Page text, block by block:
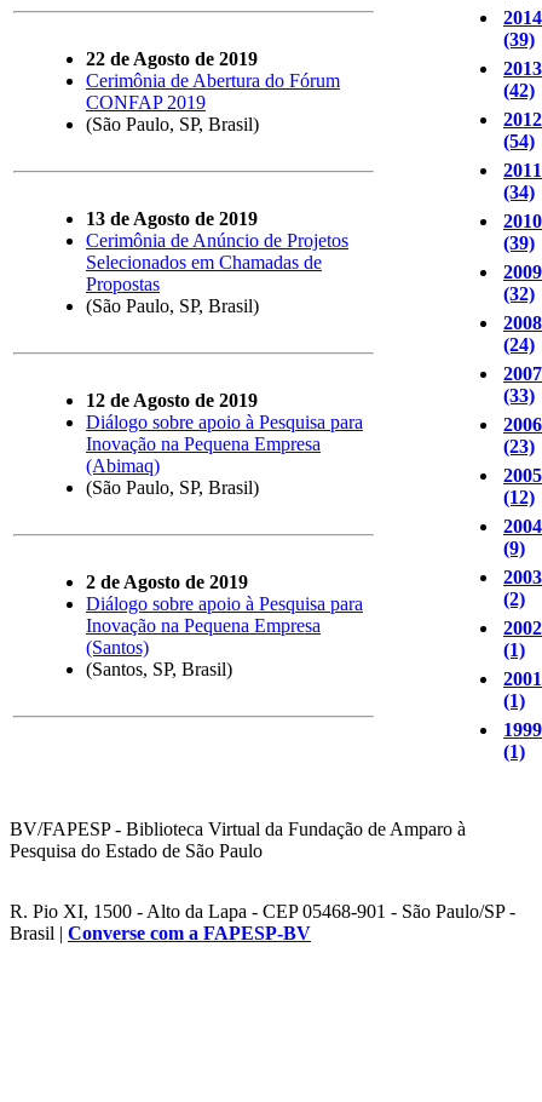
22 de Agosto de 2019
Cerimônia de Abertura do Fórum
CONFAP 2019
(São Paulo, SP, Brasil)
13 de Agosto de 2019
Cerimônia de Anúncio de Projetos
Selecionados em Chamadas de
Propostas
(São Paulo, SP, Brasil)
12 de Agosto de 2019
Diálogo sobre apoio à Pesquisa para
Inovação na Pequena Empresa
(Abimaq)
(São Paulo, SP, Brasil)
2 de Agosto de 2019
Diálogo sobre apoio à Pesquisa para
Inovação na Pequena Empresa
(Santos)
(Santos, SP, Brasil)
2014
(39)
2013
(42)
2012
(54)
2011
(34)
2010
(39)
2009
(32)
2008
(24)
2007
(33)
2006
(23)
2005
(12)
2004
(9)
2003
(2)
2002
(1)
2001
(1)
1999
(1)
BV/FAPESP - Biblioteca Virtual da Fundação de Amparo à
Pesquisa do Estado de São Paulo
R. Pio XI, 1500 - Alto da Lapa - CEP 05468-901 - São Paulo/SP -
Brasil | Converse com a FAPESP-BV